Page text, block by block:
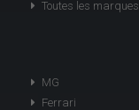
Toutes les marques
MG
Ferrari